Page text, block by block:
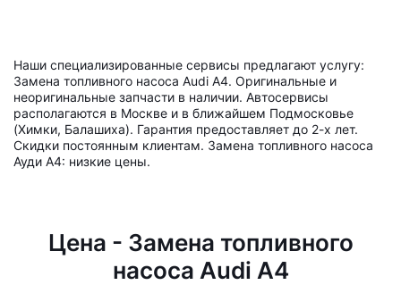
Наши специализированные сервисы предлагают услугу:
Замена топливного насоса Audi A4. Оригинальные и
неоригинальные запчасти в наличии. Автосервисы
располагаются в Москве и в ближайшем Подмосковье
(Химки, Балашиха). Гарантия предоставляет до 2-х лет.
Скидки постоянным клиентам. Замена топливного насоса
Ауди А4: низкие цены.
Цена - Замена топливного
насоса Audi A4